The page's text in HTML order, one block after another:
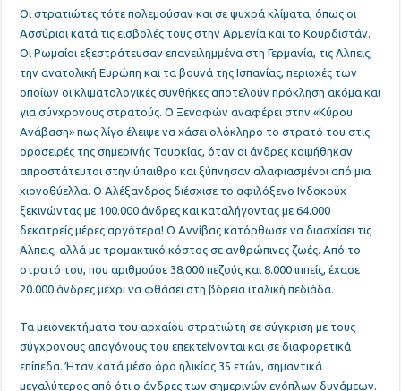
Οι στρατιώτες τότε πολεμούσαν και σε ψυχρά κλίματα , όπως οι
Ασσύριοι κατά τις εισβολές τους στην Αρμενία και το Κουρδιστάν.
Οι Ρωμαίοι εξεστράτευσαν επανειλημμένα στη Γερμανία, τις Άλπεις,
την ανατολική Ευρώπη και τα βουνά της Ισπανίας, περιοχές των
οποίων οι κλιματολογικές συνθήκες αποτελούν πρόκληση ακόμα και
για σύγχρονους στρατούς. Ο Ξενοφών αναφέρει στην «Κύρου
Ανάβαση» πως λίγο έλειψε να χάσει ολόκληρο το στρατό του στις
οροσειρές της σημερινής Τουρκίας, όταν οι άνδρες κοιμήθηκαν
απροστάτευτοι στην ύπαιθρο και ξύπνησαν αλαφιασμένοι από μια
χιονοθύελλα. Ο Αλέξανδρος διέσχισε το αφιλόξενο Ινδοκούχ
ξεκινώντας με 100.000 άνδρες και καταλήγοντας με 64.000
δεκατρείς μέρες αργότερα! Ο Αννίβας κατόρθωσε να διασχίσει τις
Άλπεις, αλλά με τρομακτικό κόστος σε ανθρώπινες ζωές. Από το
στρατό του, που αριθμούσε 38.000 πεζούς και 8.000 ιππείς, έχασε
20.000 άνδρες μέχρι να φθάσει στη βόρεια ιταλική πεδιάδα.
Τα μειονεκτήματα του αρχαίου στρατιώτη σε σύγκριση με τους
σύγχρονους απογόνους του επεκτείνονται και σε διαφορετικά
επίπεδα . Ήταν κατά μέσο όρο ηλικίας 35 ετών, σημαντικά
μεγαλύτερος από ότι ο άνδρες των σημερινών ενόπλων δυνάμεων.